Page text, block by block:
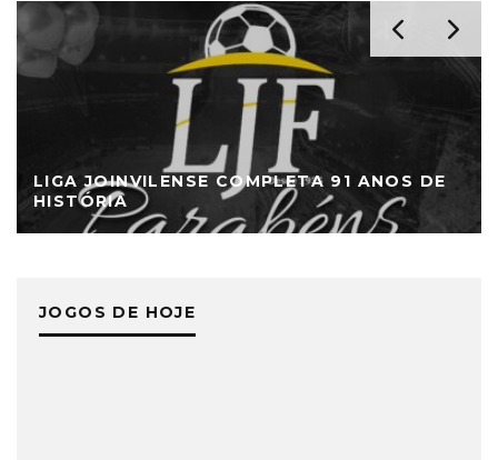
LIGA JOINVILENSE COMPLETA 91 ANOS DE
HISTÓRIA
JOGOS DE HOJE